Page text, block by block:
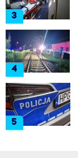
3
4
5